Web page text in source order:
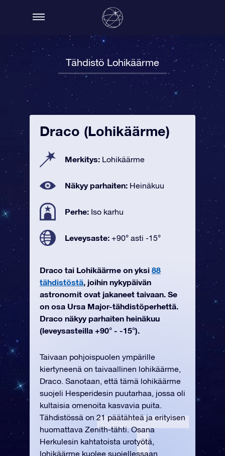
Tähdistö Lohikäärme
Draco (Lohikäärme)
Merkitys: Lohikäärme
Näkyy parhaiten: Heinäkuu
Perhe: Iso karhu
Leveysaste: +90° asti -15°
Draco tai Lohikäärme on yksi 88
tähdistöstä, joihin nykypäivän
astronomit ovat jakaneet taivaan. Se
on osa Ursa Major-tähdistöperhettä.
Draco näkyy parhaiten heinäkuu
(leveysasteilla +90° - -15°).
Taivaan pohjoispuolen ympärille
kiertyneenä on taivaallinen lohikäärme,
Draco. Sanotaan, että tämä lohikäärme
suojeli Hesperidesin puutarhaa, jossa oli
kultaisia omenoita kasvavia puita.
Tähdistössä on 21 päätähteä ja erityisen
huomattava Zenith-tähti. Osana
Herkulesin kahtatoista urotyötä,
lohikäärme kuolee suojellessaan